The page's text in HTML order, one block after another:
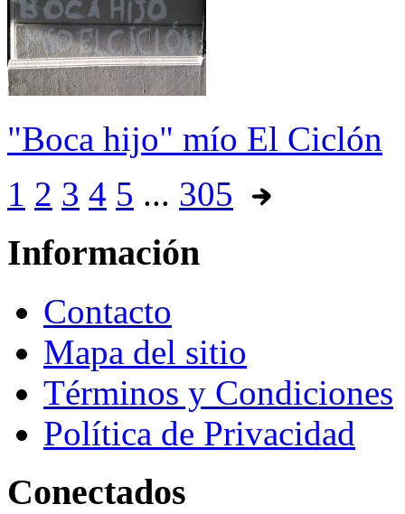
"Boca hijo" mío El Ciclón
1 2 3 4 5 ... 305
Información
Contacto
Mapa del sitio
Términos y Condiciones
Política de Privacidad
Conectados